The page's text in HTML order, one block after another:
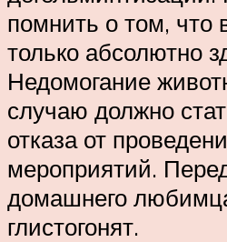
помнить о том, что
только абсолютно
Недомогание
случаю должно
отказа от
мероприятий.
домашнего
глистогонят.